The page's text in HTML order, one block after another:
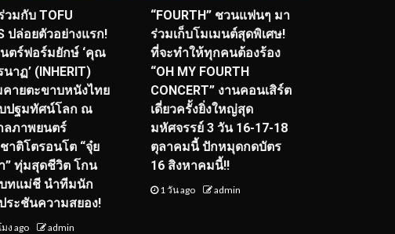
วมกับ TOFU
ปล่อยตัวอย่างแรก!
ตร์ฟอร์มยักษ์ ‘คุณ
นาฏ’ (INHERIT)
คายตะขาบหนังไทย
ปฐมทัศน์โลก ณ
ลภาพยนตร์
าติโตรอนโต “จุ๋ย
” ทุ่มสุดชีวิต โกน
ทแม่ชี นำทีมนัก
ระชันความสยอง!
ง ago admin
“FOURTH” ชวนแฟนๆ มา
ร่วมเก็บโมเมนต์สุดพิเศษ!
ที่จะทำให้ทุกคนต้องร้อง
“OH MY FOURTH
CONCERT” งานคอนเสิร์ต
เดี่ยวครั้งยิ่งใหญ่สุด
มหัศจรรย์ 3 วัน 16-17-18
ตุลาคมนี้ ปักหมุดกดบัตร
16 สิงหาคมนี้!!
1 วัน ago admin